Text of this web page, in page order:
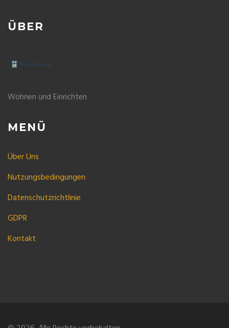
ÜBER
Wohnen und Einrichten
MENÜ
Über Uns
Nutzungsbedingungen
Datenschutzrichtlinie
GDPR
Kontakt